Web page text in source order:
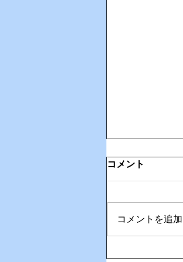
コメント
コメントを追